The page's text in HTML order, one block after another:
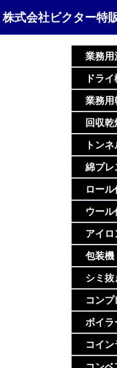
株式会社ビクター特
業務用
ドライ
業務用
回収乾
トン
綿プレ
ロー
ウール
アイロ
包装機
シミ抜
コン
ボイラ
コイ